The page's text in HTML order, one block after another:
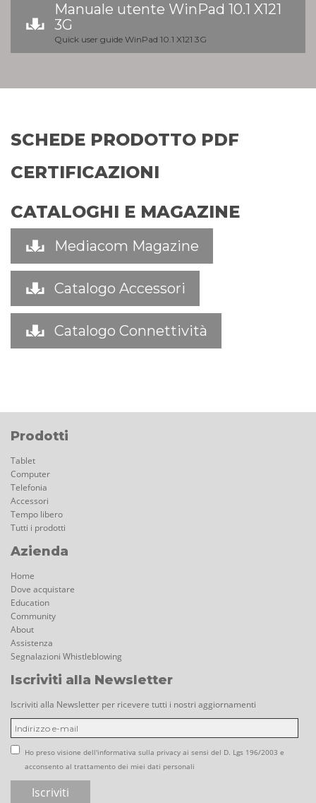
Manuale utente WinPad 10.1 X121
3G
Quick user guide WinPad 10.1 X121 3G
SCHEDE PRODOTTO PDF
CERTIFICAZIONI
CATALOGHI E MAGAZINE
Mediacom Magazine
Catalogo Accessori
Catalogo Connettività
Prodotti
Tablet
Computer
Telefonia
Accessori
Tempo libero
Tutti i prodotti
Azienda
Home
Dove acquistare
Education
Community
About
Assistenza
Segnalazioni Whistleblowing
Iscriviti alla Newsletter
Iscriviti alla Newsletter per ricevere tutti i nostri aggiornamenti
Ho preso visione dell'informativa sulla privacy ai sensi del D. Lgs 196/2003 e
acconsento al trattamento dei miei dati personali